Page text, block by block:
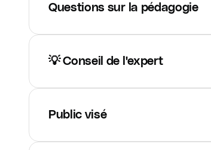
Questions sur la pédagogie
💡 Conseil de l'expert
Public visé